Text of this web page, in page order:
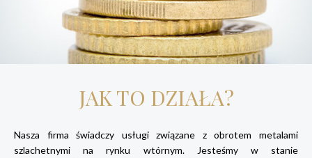
JAK TO DZIAŁA?
Nasza firma świadczy usługi związane z obrotem metalami
szlachetnymi na rynku wtórnym. Jesteśmy w stanie